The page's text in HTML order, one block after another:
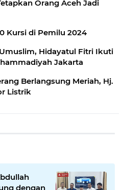
Orang Aceh Jadi
Kursi di Pemilu 2024
Hidayatul Fitri Ikuti
Jakarta
Berlangsung Meriah, Hj.
Listrik
dengan